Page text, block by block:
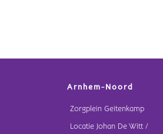
Arnhem-Noord
Zorgplein Geitenkamp
Locatie Johan De Witt /